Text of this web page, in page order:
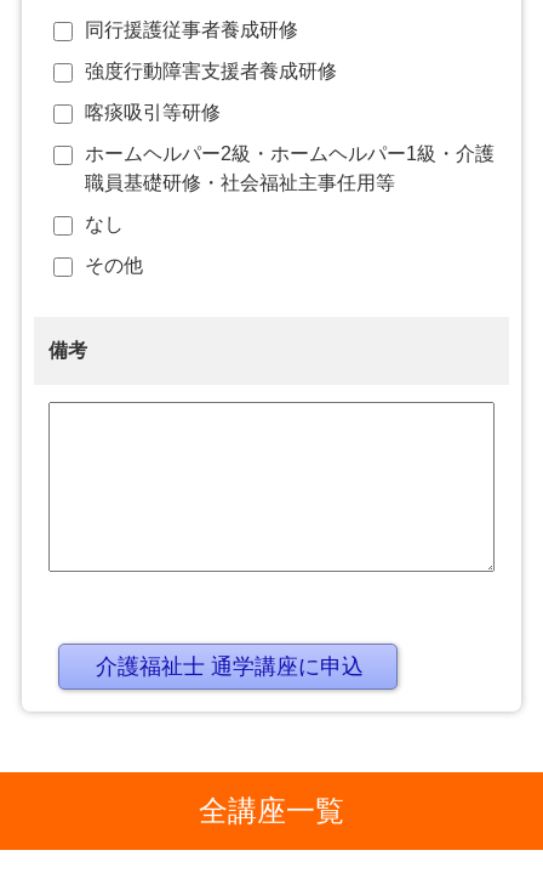
同行援護従事者養成研修
強度行動障害支援者養成研修
喀痰吸引等研修
ホームヘルパー2級・ホームヘルパー1級・介護
職員基礎研修・社会福祉主事任用等
なし
その他
備考
全講座一覧